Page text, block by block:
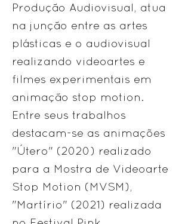
Produção Audiovisual, atua
na junção entre as artes
plásticas e o audiovisual
realizando videoartes e
filmes experimentais em
animação stop motion.
Entre seus trabalhos
destacam-se as animações
"Útero" (2020) realizado
para a Mostra de Videoarte
Stop Motion (MVSM),
"Martírio" (2021) realizada